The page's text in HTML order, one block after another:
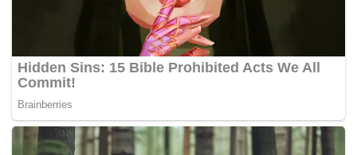
"Dukungan yang dewasa, damai, dan penuh rasa
hormat diyakini akan menjadi kekuatan penting bagi
perjuangan Persib dalam menuntaskan musim ini
sebaik mungkin," tutur Persib.
Persib juga mengajak seluruh pihak bersama-sama
menjaga nama baik klub, menjaga semangat
persaudaraan, serta menunjukkan bahwa kecintaan